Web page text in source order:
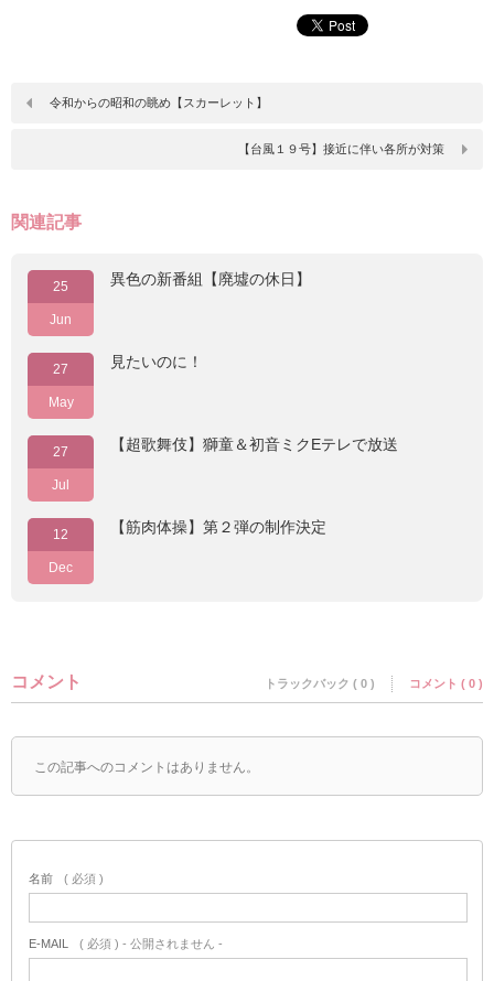
令和からの昭和の眺め【スカーレット】
【台風１９号】接近に伴い各所が対策
関連記事
25
Jun
異色の新番組【廃墟の休日】
27
May
見たいのに！
27
Jul
【超歌舞伎】獅童＆初音ミクEテレで放送
12
Dec
【筋肉体操】第２弾の制作決定
コメント トラックバック ( 0 ) コメント ( 0 )
この記事へのコメントはありません。
名前 ( 必須 )
E-MAIL ( 必須 ) - 公開されません -